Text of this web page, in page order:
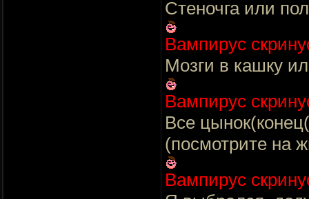
Стеночга или
Вампирус
Мозги в кашку
Вампирус
Все
(посмотрите на
Вампирус